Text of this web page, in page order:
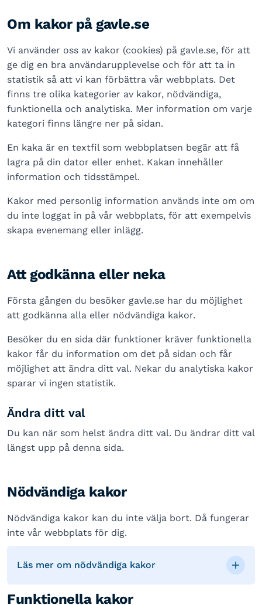
Om kakor på gavle.se
Vi använder oss av kakor (cookies) på gavle.se, för att
ge dig en bra användarupplevelse och för att ta in
statistik så att vi kan förbättra vår webbplats. Det
finns tre olika kategorier av kakor, nödvändiga,
funktionella och analytiska. Mer information om varje
kategori finns längre ner på sidan.
En kaka är en textfil som webbplatsen begär att få
lagra på din dator eller enhet. Kakan innehåller
information och tidsstämpel.
Kakor med personlig information används inte om om
du inte loggat in på vår webbplats, för att exempelvis
skapa evenemang eller inlägg.
Att godkänna eller neka
Första gången du besöker gavle.se har du möjlighet
att godkänna alla eller nödvändiga kakor.
Besöker du en sida där funktioner kräver funktionella
kakor får du information om det på sidan och får
möjlighet att ändra ditt val. Nekar du analytiska kakor
sparar vi ingen statistik.
Ändra ditt val
Du kan när som helst ändra ditt val. Du ändrar ditt val
längst upp på denna sida.
Nödvändiga kakor
Nödvändiga kakor kan du inte välja bort. Då fungerar
inte vår webbplats för dig.
Läs mer om nödvändiga kakor
Funktionella kakor